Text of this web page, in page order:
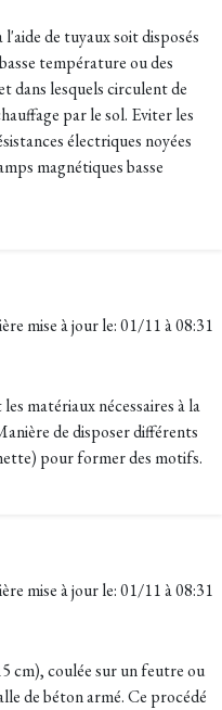
de tuyaux soit disposés
température ou des
dans lesquels circulent de
par le sol. Eviter les
électriques noyées
magnétiques basse
mise à jour le:01/11 à 08:31
matériaux nécessaires à la
de disposer différents
pour former des motifs.
mise à jour le:01/11 à 08:31
cm), coulée sur un feutre ou
de béton armé. Ce procédé